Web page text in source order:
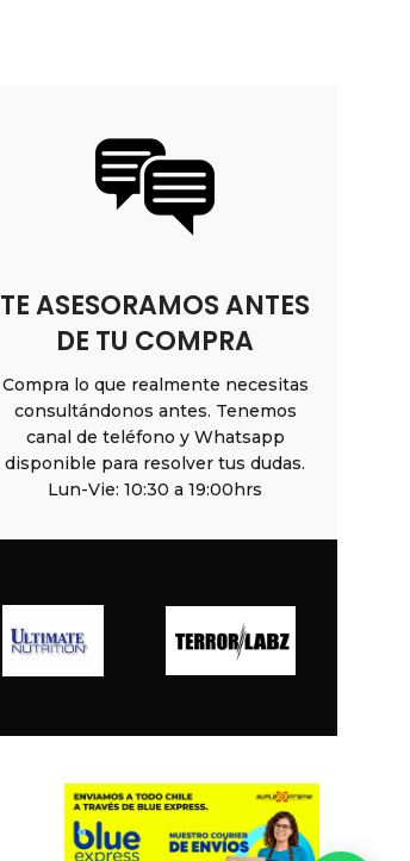
TE ASESORAMOS ANTES
DE TU COMPRA
Compra lo que realmente necesitas
consultándonos antes. Tenemos
canal de teléfono y Whatsapp
disponible para resolver tus dudas.
Lun-Vie: 10:30 a 19:00hrs